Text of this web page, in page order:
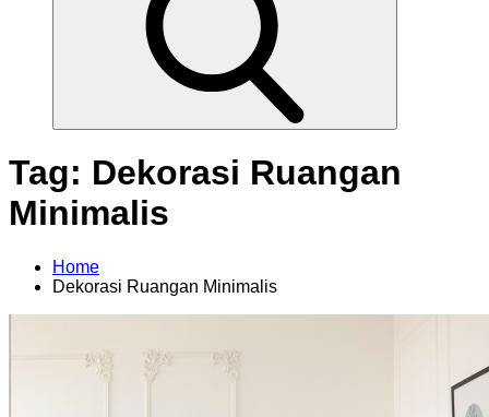
Tag: Dekorasi Ruangan
Minimalis
Home
Dekorasi Ruangan Minimalis